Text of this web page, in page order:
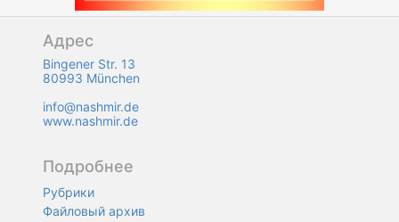
Адрес
Bingener Str. 13
80993 München
info@nashmir.de
www.nashmir.de
Подробнее
Рубрики
Файловый архив